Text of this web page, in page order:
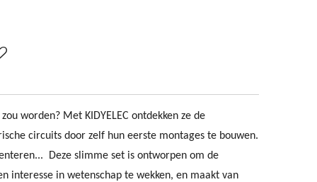
worden? Met KIDYELEC ontdekken ze de
circuits door zelf hun eerste montages te bouwen.
Deze slimme set is ontworpen om de
interesse in wetenschap te wekken, en maakt van